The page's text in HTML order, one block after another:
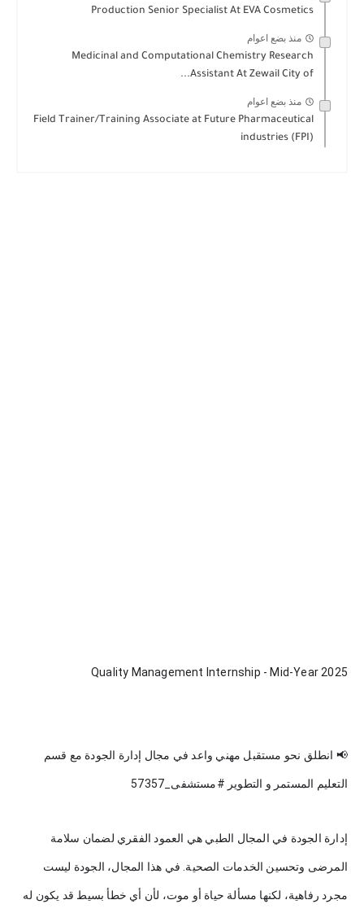
Production Senior Specialist At EVA Cosmetics
منذ بضع اعوام
Medicinal and Computational Chemistry Research
Assistant At Zewail City of...
منذ بضع اعوام
Field Trainer/Training Associate at Future Pharmaceutical
industries (FPI)
Quality Management Internship - Mid-Year 2025
📢 انطلق نحو مستقبل مهني واعد في مجال إدارة الجودة مع قسم
التعليم المستمر و التطوير #مستشفى_57357
إدارة الجودة في المجال الطبي هي العمود الفقري لضمان سلامة
المرضى وتحسين الخدمات الصحية. في هذا المجال، الجودة ليست
مجرد رفاهية، لكنها مسألة حياة أو موت، لأن أي خطأ بسيط قد يكون له